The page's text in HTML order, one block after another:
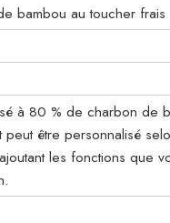
bambou au toucher frais
à 80 % de charbon de
être personnalisé
les fonctions que